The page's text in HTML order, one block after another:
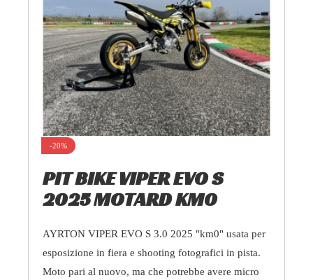
-20%
PIT BIKE VIPER EVO S
2025 MOTARD KM0
AYRTON VIPER EVO S 3.0 2025 "km0" usata per
esposizione in fiera e shooting fotografici in pista.
Moto pari al nuovo, ma che potrebbe avere micro